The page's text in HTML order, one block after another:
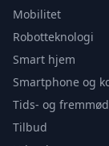
Mobilitet
Robotteknologi
Smart hjem
Smartphone og
Tids- og
Tilbud